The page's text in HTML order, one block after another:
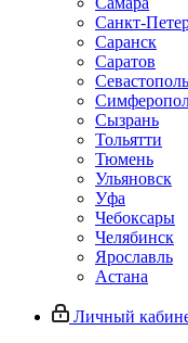
Санкт-
Саранск
Саратов
Севастополь
Сызрань
Тольятти
Тюмень
Ульяновск
Уфа
Чебоксары
Челябинск
Ярославль
Астана
Личный